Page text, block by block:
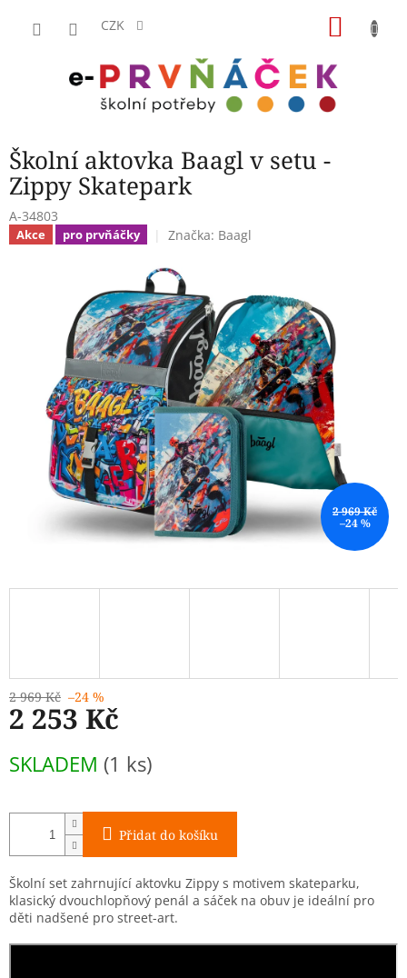
CZK
Školní aktovka Baagl v setu -
Zippy Skatepark
A-34803
Akce pro prvňáčky Značka: Baagl
2 969 Kč
–24 %
2 969 Kč –24 %
2 253 Kč
cena:
SKLADEM (1 ks)
Přidat do košíku
Školní set zahrnující aktovku Zippy s motivem skateparku,
klasický dvouchlopňový penál a sáček na obuv je ideální pro
děti nadšené pro street-art.